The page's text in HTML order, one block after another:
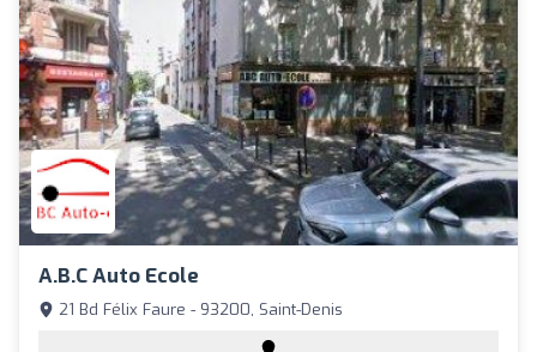
A.b.c Auto Ecole
21 Bd Félix Faure - 93200, Saint-Denis